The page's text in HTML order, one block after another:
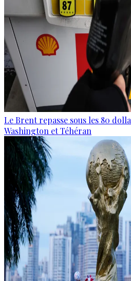
Le Brent repasse sous les 80
Washington et Téhéran